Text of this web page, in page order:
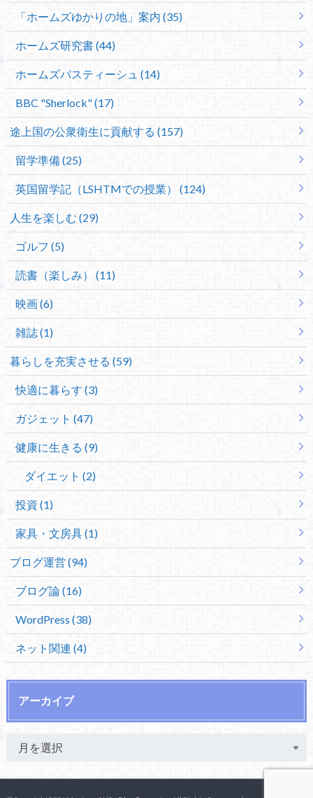
「ホームズゆかりの地」案内 (35)
ホームズ研究書 (44)
ホームズパスティーシュ (14)
BBC "Sherlock" (17)
途上国の公衆衛生に貢献する (157)
留学準備 (25)
英国留学記（LSHTMでの授業） (124)
人生を楽しむ (29)
ゴルフ (5)
読書（楽しみ） (11)
映画 (6)
雑誌 (1)
暮らしを充実させる (59)
快適に暮らす (3)
ガジェット (47)
健康に生きる (9)
ダイエット (2)
投資 (1)
家具・文房具 (1)
ブログ運営 (94)
ブログ論 (16)
WordPress (38)
ネット関連 (4)
アーカイブ